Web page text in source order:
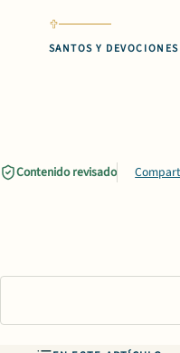
SANTOS Y
Contenido revisado